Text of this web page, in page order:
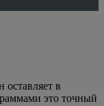
в
это точный